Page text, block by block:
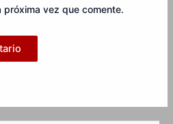
vez que comente.